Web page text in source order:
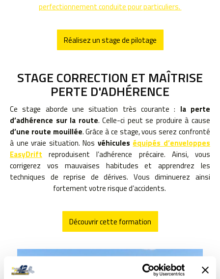
perfectionnement conduite pour particuliers.
Réalisez un stage de pilotage
STAGE CORRECTION ET MAÎTRISE
PERTE D'ADHÉRENCE
Ce stage aborde une situation très courante : la perte
d’adhérence sur la route. Celle-ci peut se produire à cause
d’une route mouillée. Grâce à ce stage, vous serez confronté
à une vraie situation. Nos véhicules équipés d’enveloppes
EasyDrift reproduisent l’adhérence précaire. Ainsi, vous
corrigerez vos mauvaises habitudes et apprendrez les
techniques de reprise de dérives. Vous diminuerez ainsi
fortement votre risque d’accidents.
Découvrir cette formation